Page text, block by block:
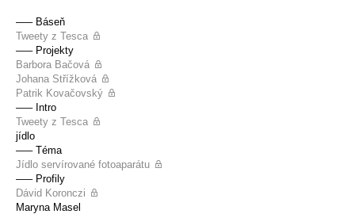
––– Báseň
Tweety z Tesca
––– Projekty
Barbora Bačová
Johana Střížková
Patrik Kovačovský
––– Intro
Tweety z Tesca
jídlo
––– Téma
Jídlo servírované fotoaparátu
––– Profily
Dávid Koronczi
Maryna Masel